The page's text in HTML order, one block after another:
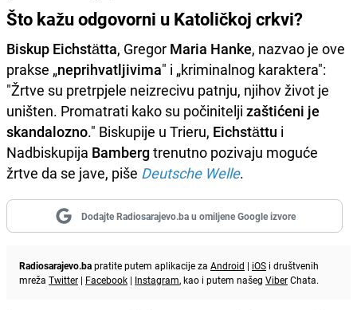
Što kažu odgovorni u Katoličkoj crkvi?
Biskup Eichstätta, Gregor Maria Hanke, nazvao je ove
prakse „neprihvatljivima" i „kriminalnog karaktera":
"Žrtve su pretrpjele neizrecivu patnju, njihov život je
uništen. Promatrati kako su počinitelji zaštićeni je
skandalozno." Biskupije u Trieru, Eichstättu i
Nadbiskupija Bambergtrenutno pozivaju moguće
žrtve da se jave, piše Deutsche Welle.
Dodajte Radiosarajevo.ba u omiljene Google izvore
Radiosarajevo.bapratite putem aplikacije za Android | iOS i društvenih
mreža Twitter | Facebook | Instagram, kao i putem našeg ViberChata.